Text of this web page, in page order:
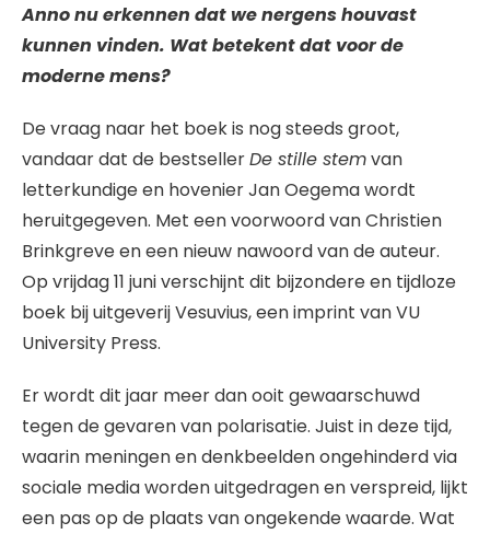
Anno nu erkennen dat we nergens houvast
kunnen vinden. Wat betekent dat voor de
moderne mens?
De vraag naar het boek is nog steeds groot,
vandaar dat de bestsellerDe stille stemvan
letterkundige en hovenier Jan Oegema wordt
heruitgegeven. Met een voorwoord van Christien
Brinkgreve en een nieuw nawoord van de auteur.
Op vrijdag 11 juni verschijnt dit bijzondere en tijdloze
boek bij uitgeverij Vesuvius, een imprint van VU
University Press.
Er wordt dit jaar meer dan ooit gewaarschuwd
tegen de gevaren van polarisatie. Juist in deze tijd,
waarin meningen en denkbeelden ongehinderd via
sociale media worden uitgedragen en verspreid, lijkt
een pas op de plaats van ongekende waarde. Wat